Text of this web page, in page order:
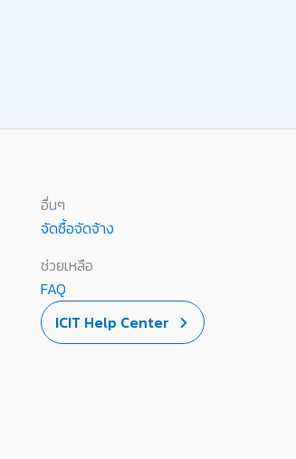
อื่นๆ
จัดซื้อจัดจ้าง
ช่วยเหลือ
FAQ
ICIT Help Center